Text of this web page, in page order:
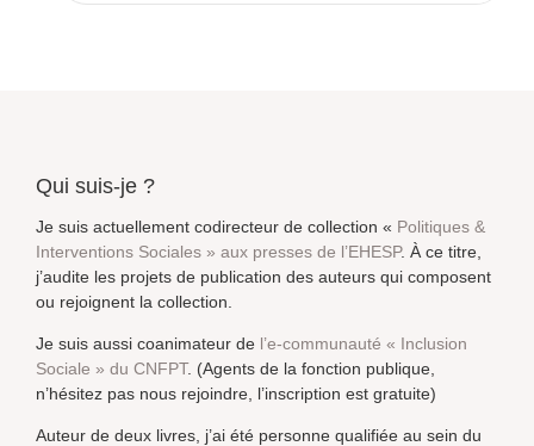
Qui suis-je ?
Je suis actuellement codirecteur de collection « Politiques &
Interventions Sociales » aux presses de l’EHESP. À ce titre,
j’audite les projets de publication des auteurs qui composent
ou rejoignent la collection.
Je suis aussi coanimateur de l’e-communauté « Inclusion
Sociale » du CNFPT. (Agents de la fonction publique,
n’hésitez pas nous rejoindre, l’inscription est gratuite)
Auteur de deux livres, j’ai été personne qualifiée au sein du